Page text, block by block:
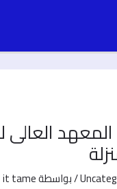
العالى
/ بواسطةit tame